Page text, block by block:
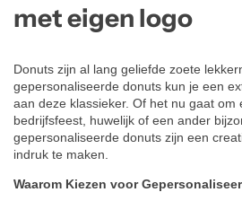
met eigen logo
Donuts zijn al lang geliefde zoete
gepersonaliseerde donuts kun je een
aan deze klassieker. Of het nu gaat om
bedrijfsfeest, huwelijk of een ander
gepersonaliseerde donuts zijn een
indruk te maken.
Waarom Kiezen voor